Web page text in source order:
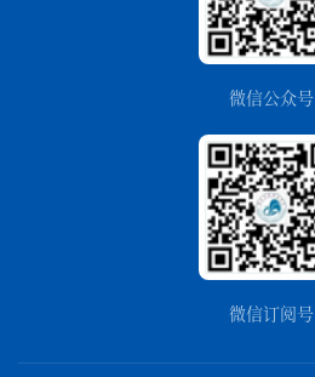
微信公众号
微信订阅号